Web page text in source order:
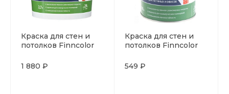
Краска для стен и
потолков Finncolor
устойчивая к мытью
1 880 ₽
Краска для стен и
потолков Finncolor
устойчивая к мытью
549 ₽